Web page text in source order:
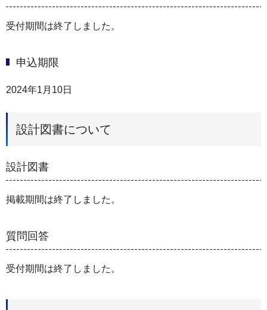
受付期間は終了しました。
申込期限
2024年1月10日
設計図書について
設計図書
掲載期間は終了しました。
質問回答
受付期間は終了しました。